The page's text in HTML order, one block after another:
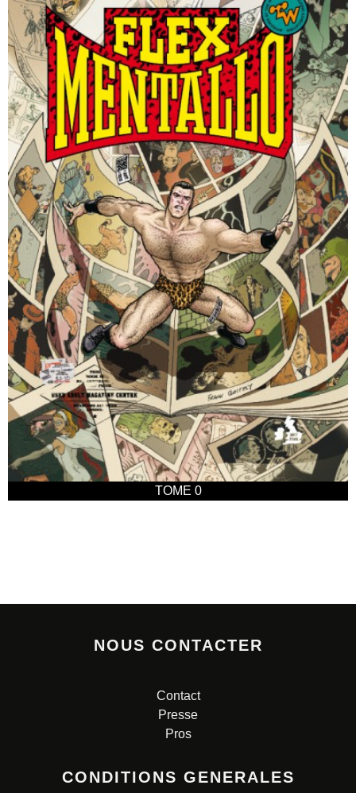
TOME 0
NOUS CONTACTER
Contact
Presse
Pros
CONDITIONS GENERALES